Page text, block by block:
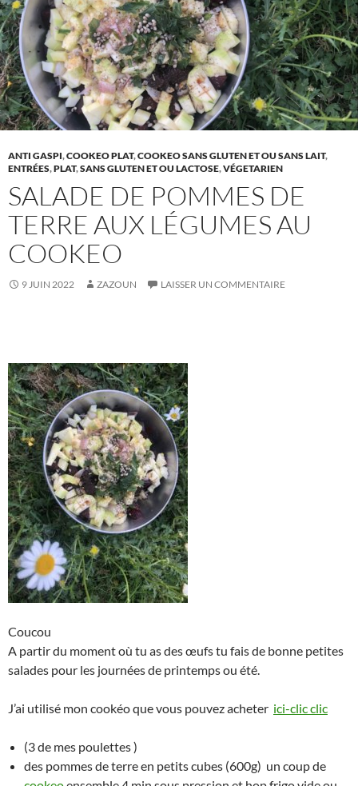
ANTI GASPI,COOKEO PLAT,COOKEO SANS GLUTEN ET OU SANS LAIT,
ENTRÉES,PLAT,SANS GLUTEN ET OU LACTOSE,VÉGETARIEN
SALADE DE POMMES DE
TERRE AUX LÉGUMES AU
COOKEO
9 JUIN 2022 ZAZOUN LAISSER UN COMMENTAIRE
Coucou
A partir du moment où tu as des œufs tu fais de bonne petites
salades pour les journées de printemps ou été.
J’ai utilisé mon cookéo que vous pouvez acheter ici-clic clic
(3 de mes poulettes )
des pommes de terre en petits cubes (600g) un coup de